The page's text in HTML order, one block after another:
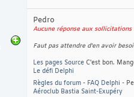
Pedro
Aucune réponse aux sollicitations
Faut pas attendre d'en avoir
Les pages Source C'est bon.
Le défi Delphi
Règles du forum - FAQ Delphi -
Aéroclub Bastia Saint-Exupéry